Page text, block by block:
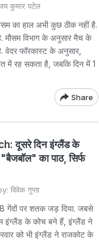
कुमार पटेल
का हाल अभी कुछ ठीक नहीं है.
मौसम विभाग के अनुसार मैच के
वेदर फॉरकास्ट के अनुसार,
में रह सकता है, जबकि दिन में 1
Share
दूसरे दिन इंग्लैंड के
"बैजबॉल" का पाठ, सिर्फ
विवेक गुप्ता
गेंदों पर शतक जड़ दिया. जबसे
इंग्लैंड के कोच बने हैं, इंग्लैंड ने
को भी इंग्लैंड ने राजकोट के